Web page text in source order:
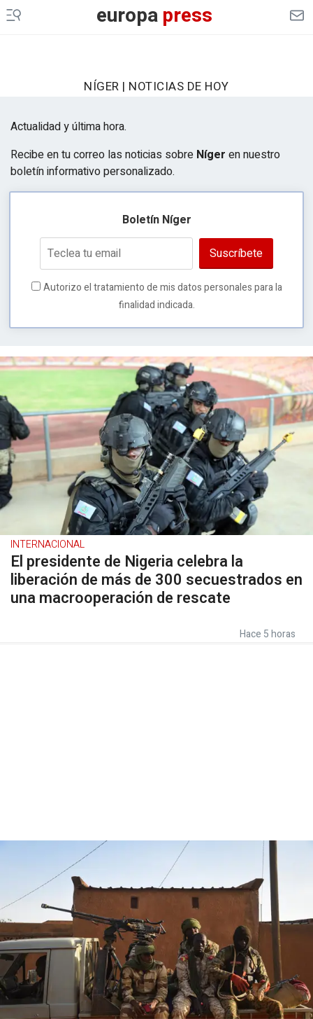
europapress
NÍGER | NOTICIAS DE HOY
Actualidad y última hora.
Recibe en tu correo las noticias sobre Níger en nuestro
boletín informativo personalizado.
Boletín Níger
Suscríbete
Autorizo el tratamiento de mis datos personales para la
finalidad indicada.
INTERNACIONAL
El presidente de Nigeria celebra la
liberación de más de 300 secuestrados en
una macrooperación de rescate
Hace 5 horas